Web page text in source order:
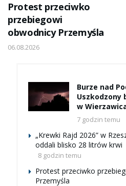
Protest przeciwko
przebiegowi
obwodnicy Przemyśla
06.08.2026
Burze nad
Uszkodzony
w
7 godzin temu
„Krewki Rajd 2026” w
oddali blisko 28 litrów krwi
8 godzin temu
Protest przeciwko
Przemyśla